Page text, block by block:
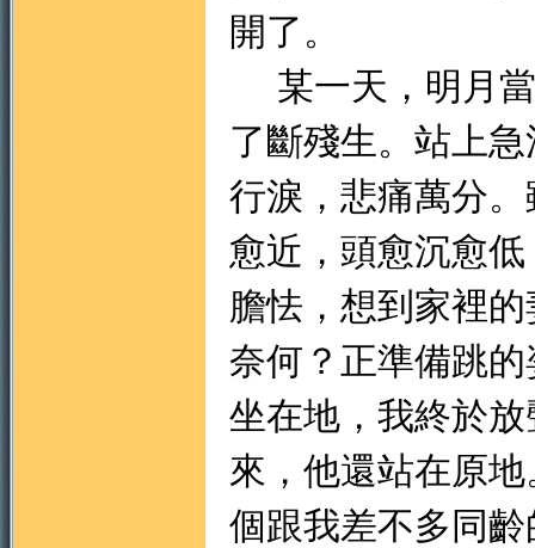
開了。
某一天，明月當
了斷殘生。站上
行淚，悲痛萬分
愈近，頭愈沉愈
膽怯，想到家裡
奈何？正準備跳
坐在地，我終於
來，他還站在原
個跟我差不多同